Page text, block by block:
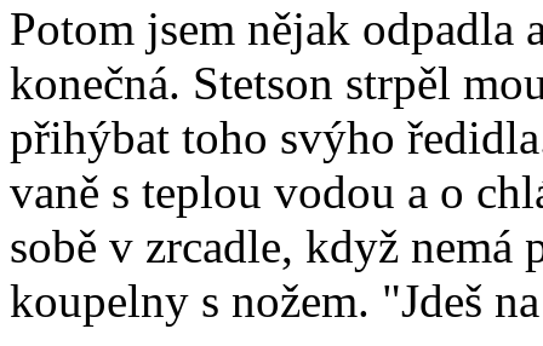
Potom jsem nějak odpadla
konečná. Stetson strpěl
přihýbat toho svýho
vaně s teplou vodou a o
sobě v zrcadle, když nemá
koupelny s nožem. "Jdeš